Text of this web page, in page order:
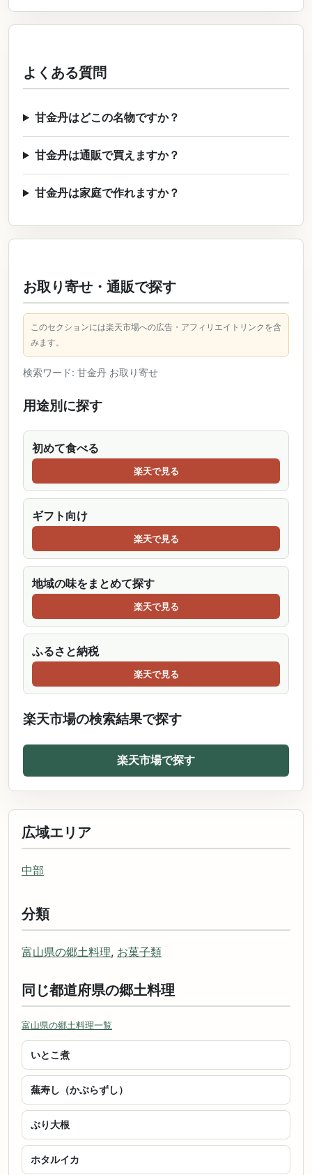
よくある質問
甘金丹はどこの名物ですか？
甘金丹は通販で買えますか？
甘金丹は家庭で作れますか？
お取り寄せ・通販で探す
このセクションには楽天市場への広告・アフィリエイトリンクを含
みます。
検索ワード: 甘金丹 お取り寄せ
用途別に探す
初めて食べる
楽天で見る
ギフト向け
楽天で見る
地域の味をまとめて探す
楽天で見る
ふるさと納税
楽天で見る
楽天市場の検索結果で探す
楽天市場で探す
広域エリア
中部
分類
富山県の郷土料理, お菓子類
同じ都道府県の郷土料理
富山県の郷土料理一覧
いとこ煮
蕪寿し（かぶらずし）
ぶり大根
ホタルイカ